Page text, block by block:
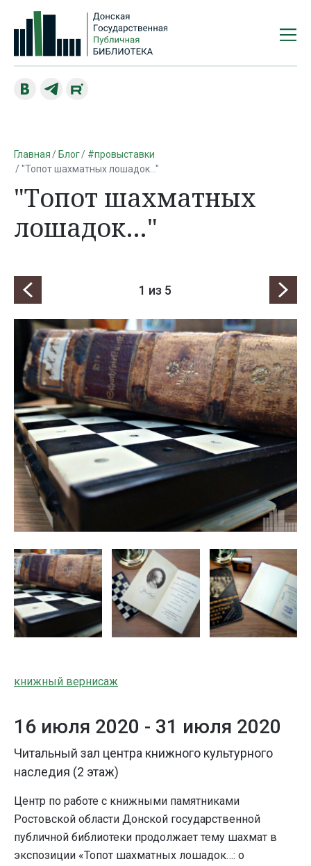
Главная Блог
#провыставки
"Топот шахматных лошадок…"
"Топот шахматных
лошадок…"
1 из 5
книжный вернисаж
16 июля 2020 - 31 июля 2020
Читальный зал центра книжного культурного
наследия (2 этаж)
Центр по работе с книжными памятниками
Ростовской области Донской государственной
публичной библиотеки продолжает тему шахмат в
экспозиции «Топот шахматных лошадок…: о